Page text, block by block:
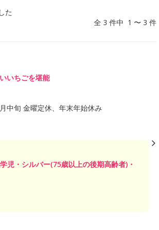
た
全 3 件中 1 〜 3 件
いちごを堪能
中旬 金曜定休、年末年始休み
児・シルバー(75歳以上の後期高齢者)・